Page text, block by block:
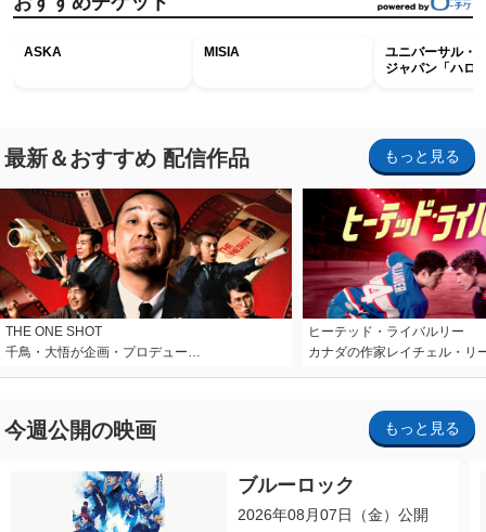
ASKA MISIA
ユニバーサル・
ジャパン「ハロ
最新＆おすすめ 配信作品 もっと見る
THE ONE SHOT
千鳥・大悟が企画・プロデュー…
ヒーテッド・ライバルリー
カナダの作家レイチェル・リ
今週公開の映画 もっと見る
ブルーロック
2026年08月07日（金）公開